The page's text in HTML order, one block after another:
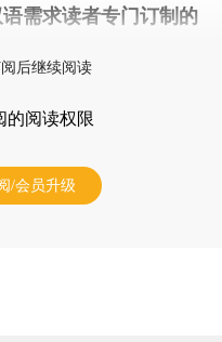
需求读者专门订制的
后继续阅读
的阅读权限
/会员升级